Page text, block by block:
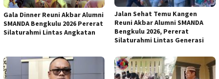
Gala Dinner Reuni Akbar Alumni
SMANDA Bengkulu 2026 Pererat
Silaturahmi Lintas Angkatan
Jalan Sehat Temu Kangen
Reuni Akbar Alumni SMANDA
Bengkulu 2026, Pererat
Silaturahmi Lintas Generasi